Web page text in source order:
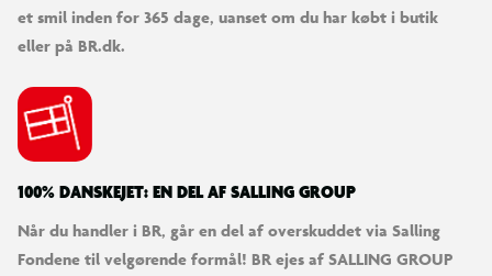
et smil inden for 365 dage, uanset om du har købt i butik
eller på BR.dk.
100% DANSKEJET: EN DEL AF SALLING GROUP
Når du handler i BR, går en del af overskuddet via Salling
Fondene til velgørende formål! BR ejes af SALLING GROUP